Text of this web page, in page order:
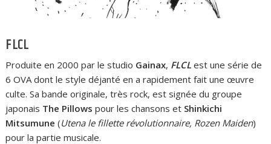
FLCL
Produite en 2000 par le studio Gainax, FLCL est une série de
6 OVA dont le style déjanté en a rapidement fait une œuvre
culte. Sa bande originale, très rock, est signée du groupe
japonais The Pillows pour les chansons et Shinkichi
Mitsumune (Utena le fillette révolutionnaire, Rozen Maiden)
pour la partie musicale.